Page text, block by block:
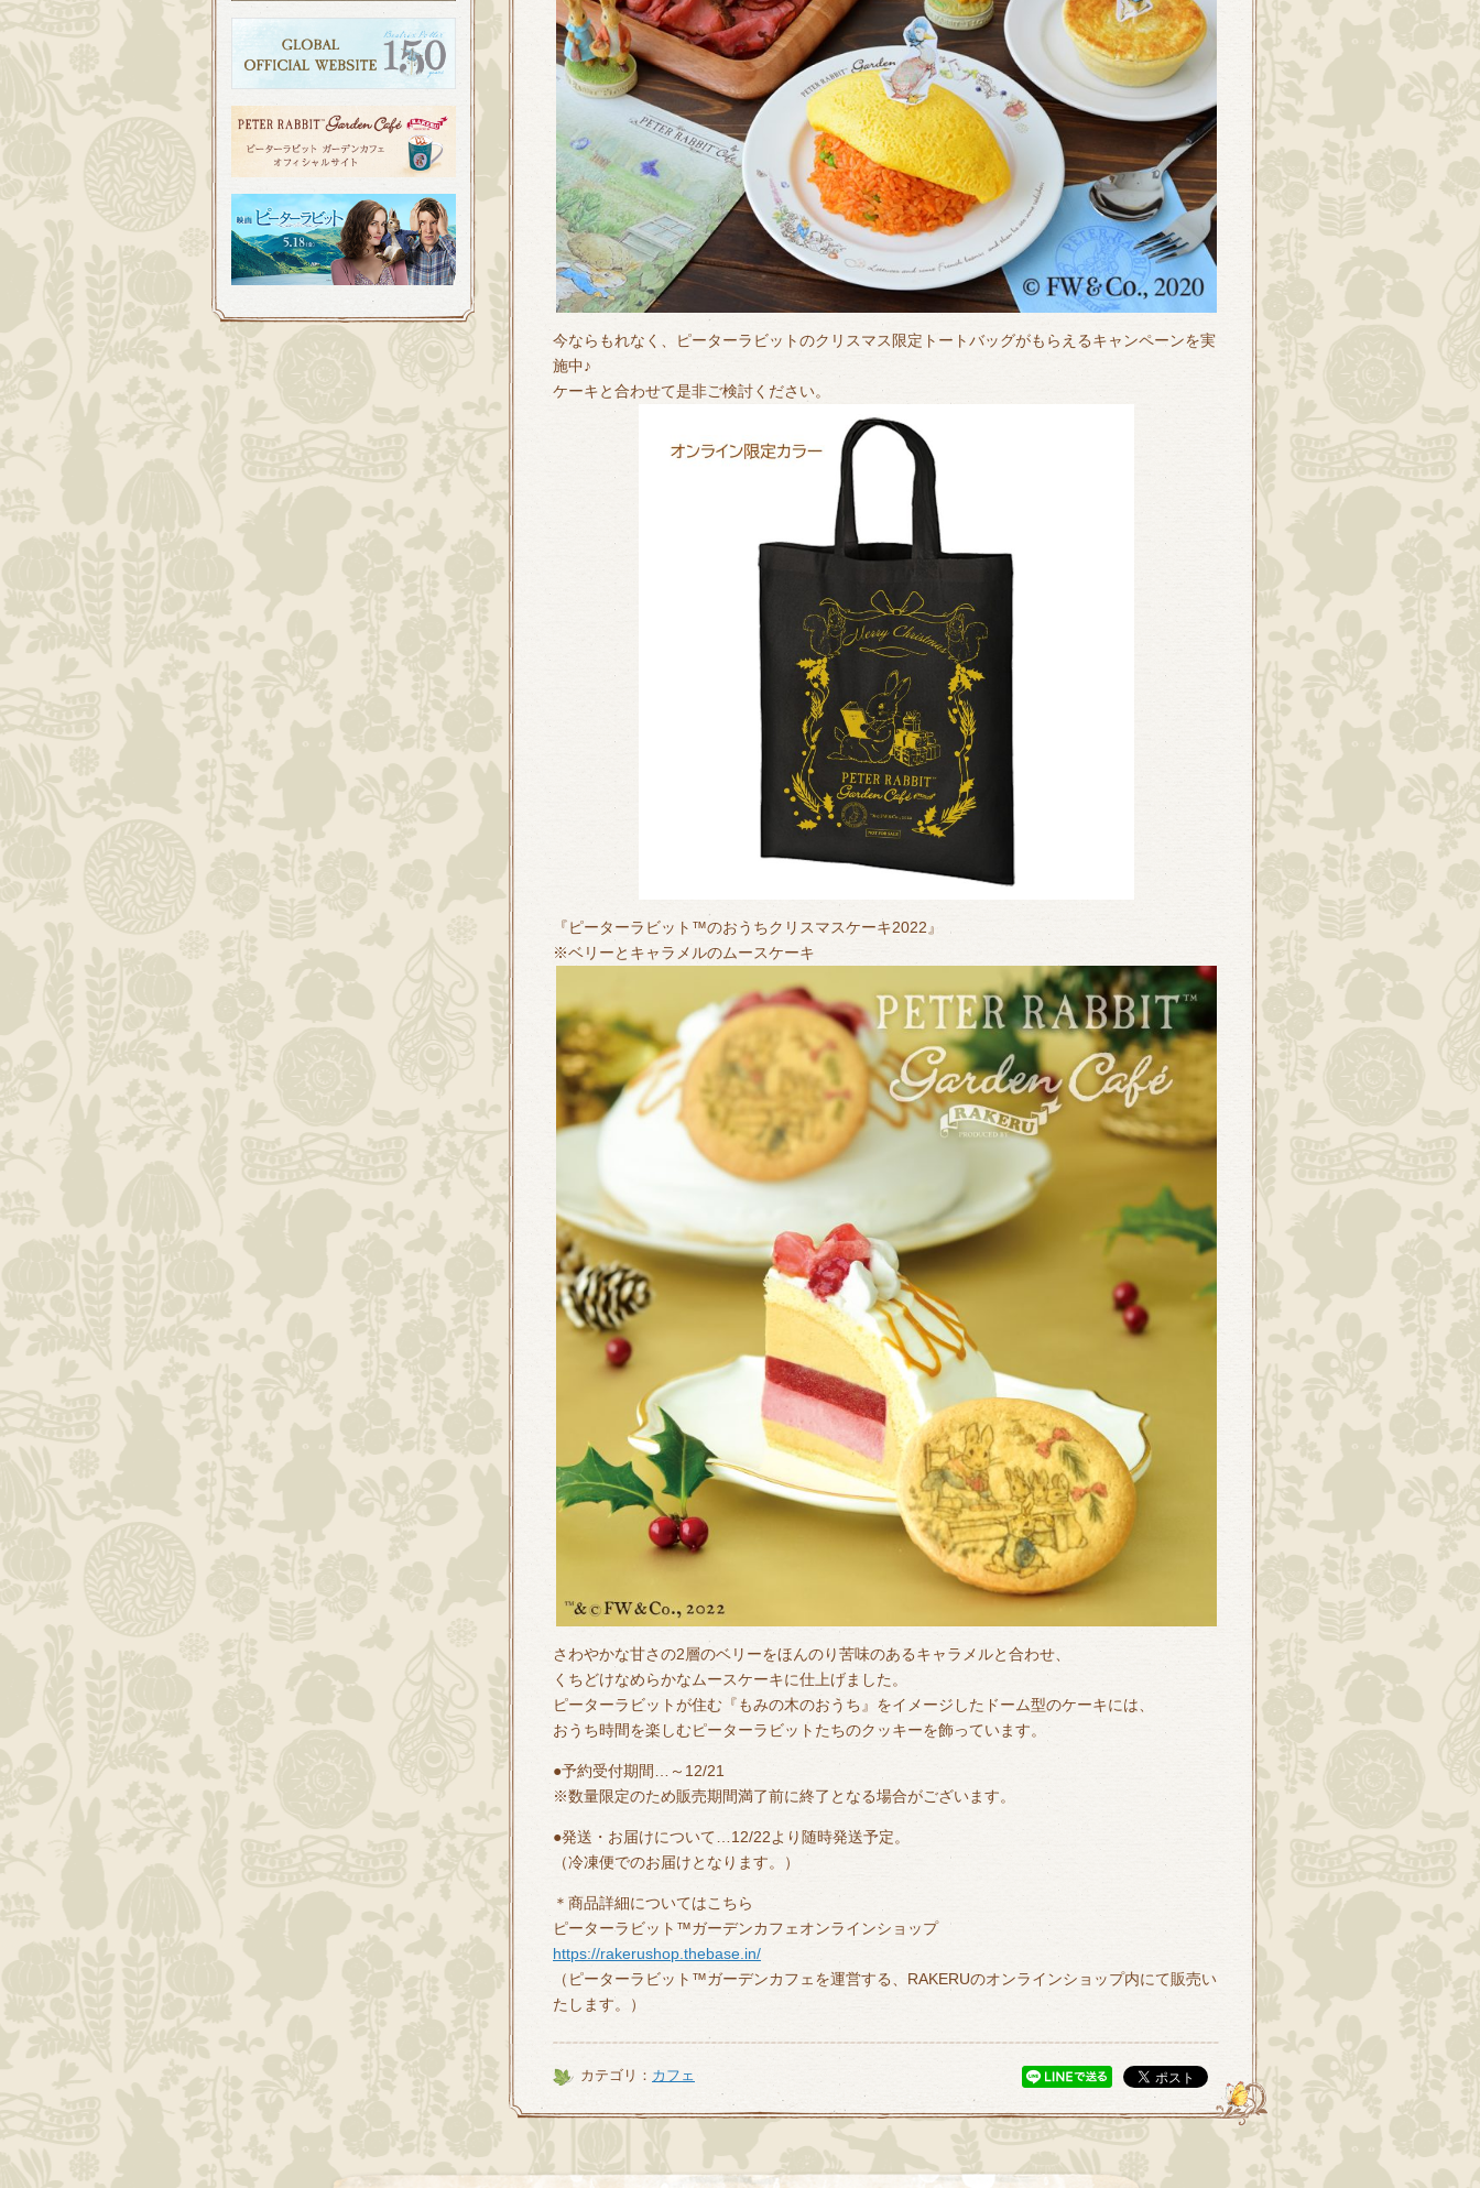
今ならもれなく、ピーターラビットのクリスマス限定トートバッグがもらえるキャンペーンを実
施中♪
ケーキと合わせて是非ご検討ください。
『ピーターラビット™のおうちクリスマスケーキ2022』
※ベリーとキャラメルのムースケーキ
さわやかな甘さの2層のベリーをほんのり苦味のあるキャラメルと合わせ、
くちどけなめらかなムースケーキに仕上げました。
ピーターラビットが住む『もみの木のおうち』をイメージしたドーム型のケーキには、
おうち時間を楽しむピーターラビットたちのクッキーを飾っています。
●予約受付期間…～12/21
※数量限定のため販売期間満了前に終了となる場合がございます。
●発送・お届けについて…12/22より随時発送予定。
（冷凍便でのお届けとなります。）
＊商品詳細についてはこちら
ピーターラビット™ガーデンカフェオンラインショップ
https://rakerushop.thebase.in/
（ピーターラビット™ガーデンカフェを運営する、RAKERUのオンラインショップ内にて販売い
たします。）
カテゴリ： カフェ